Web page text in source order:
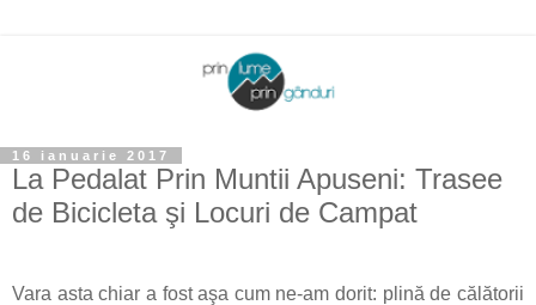
16 ianuarie 2017
La Pedalat Prin Muntii Apuseni: Trasee
de Bicicleta şi Locuri de Campat
Vara asta chiar a fost aşa cum ne-am dorit: plină de călătorii